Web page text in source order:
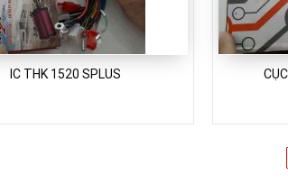
IC THK 1520 SPLUS